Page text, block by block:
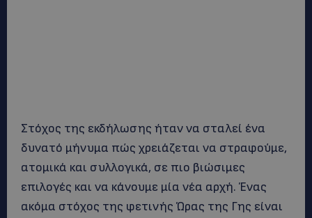
Στόχος της εκδήλωσης ήταν να σταλεί ένα
δυνατό μήνυμα πώς χρειάζεται να στραφούμε,
ατομικά και συλλογικά, σε πιο βιώσιμες
επιλογές και να κάνουμε μία νέα αρχή. Ένας
ακόμα στόχος της φετινής Ώρας της Γης είναι